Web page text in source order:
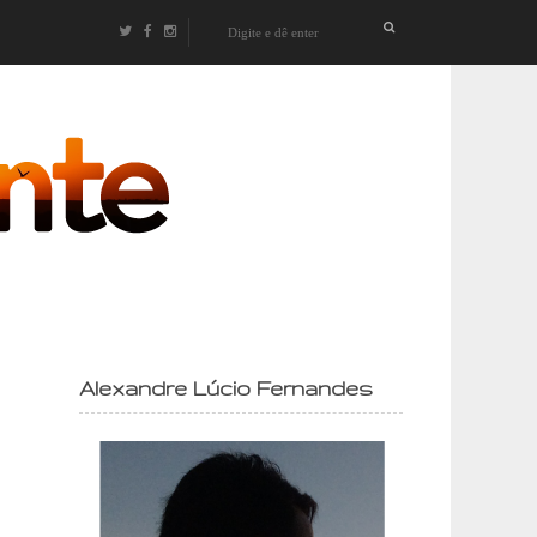
Alexandre Lúcio Fernandes